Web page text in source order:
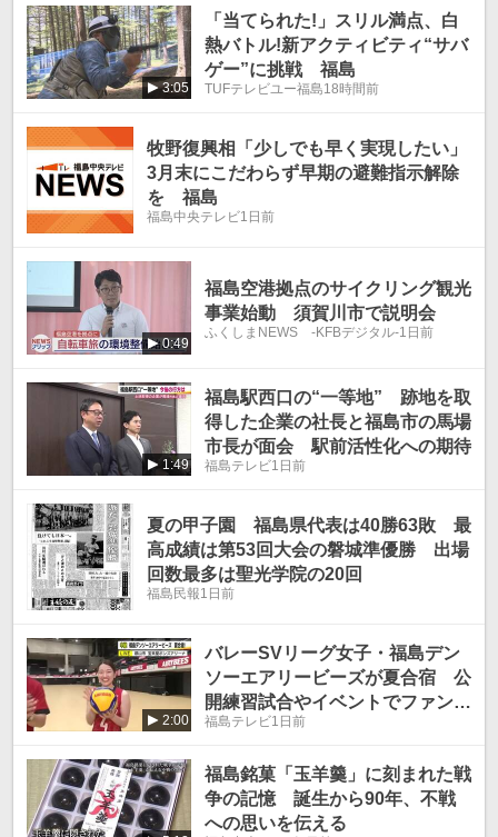
3:05
「当てられた!」スリル満点、白
熱バトル!新アクティビティ“サバ
ゲー”に挑戦 福島
TUFテレビユー福島18時間前
牧野復興相「少しでも早く実現したい」
3月末にこだわらず早期の避難指示解除
を 福島
福島中央テレビ1日前
0:49
福島空港拠点のサイクリング観光
事業始動 須賀川市で説明会
ふくしまNEWS -KFBデジタル-1日前
1:49
福島駅西口の“一等地” 跡地を取
得した企業の社長と福島市の馬場
市長が面会 駅前活性化への期待
福島テレビ1日前
夏の甲子園 福島県代表は40勝63敗 最
高成績は第53回大会の磐城準優勝 出場
回数最多は聖光学院の20回
福島民報1日前
2:00
バレーSVリーグ女子・福島デン
ソーエアリービーズが夏合宿 公
開練習試合やイベントでファンと
交流
福島テレビ1日前
福島銘菓「玉羊羹」に刻まれた戦
争の記憶 誕生から90年、不戦
への思いを伝える